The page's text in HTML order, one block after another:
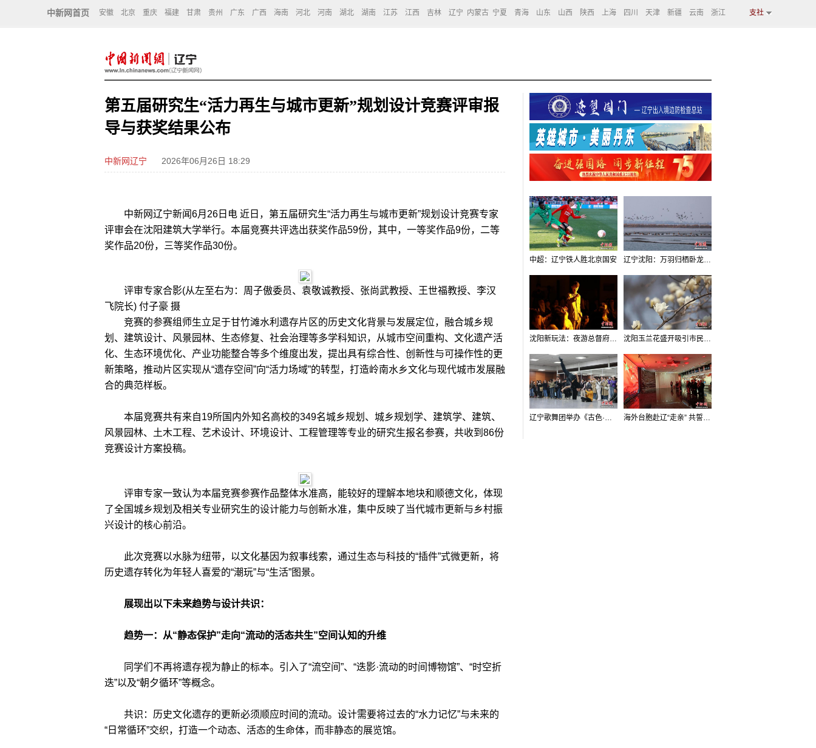
中新网首页 安徽 北京 重庆 福建 甘肃 贵州 广东 广西 海南 河北 河南 湖北 湖南 江苏 江西 吉林 辽宁 内蒙古 宁夏 青海 山东 山西 陕西 上海 四川 天津 新疆 云南 浙江 支社
第五届研究生“活力再生与城市更新”规划设计竞赛评审报
导与获奖结果公布
中新网辽宁 2026年06月26日 18:29
中新网辽宁新闻6月26日电 近日，第五届研究生“活力再生与城市更新”规划设计竞赛专家
评审会在沈阳建筑大学举行。本届竞赛共评选出获奖作品59份，其中，一等奖作品9份，二等
奖作品20份，三等奖作品30份。
评审专家合影(从左至右为：周子傲委员、袁敬诚教授、张尚武教授、王世福教授、李汉
飞院长) 付子豪 摄
竞赛的参赛组师生立足于甘竹滩水利遗存片区的历史文化背景与发展定位，融合城乡规
划、建筑设计、风景园林、生态修复、社会治理等多学科知识，从城市空间重构、文化遗产活
化、生态环境优化、产业功能整合等多个维度出发，提出具有综合性、创新性与可操作性的更
新策略，推动片区实现从“遗存空间”向“活力场域”的转型，打造岭南水乡文化与现代城市发展融
合的典范样板。
本届竞赛共有来自19所国内外知名高校的349名城乡规划、城乡规划学、建筑学、建筑、
风景园林、土木工程、艺术设计、环境设计、工程管理等专业的研究生报名参赛，共收到86份
竞赛设计方案投稿。
评审专家一致认为本届竞赛参赛作品整体水准高，能较好的理解本地块和顺德文化，体现
了全国城乡规划及相关专业研究生的设计能力与创新水准，集中反映了当代城市更新与乡村振
兴设计的核心前沿。
此次竞赛以水脉为纽带，以文化基因为叙事线索，通过生态与科技的“插件”式微更新，将
历史遗存转化为年轻人喜爱的“潮玩”与“生活”图景。
展现出以下未来趋势与设计共识：
趋势一：从“静态保护”走向“流动的活态共生”空间认知的升维
同学们不再将遗存视为静止的标本。引入了“流空间”、“迭影·流动的时间博物馆”、“时空折
迭”以及“朝夕循环”等概念。
共识：历史文化遗存的更新必须顺应时间的流动。设计需要将过去的“水力记忆”与未来的
“日常循环”交织，打造一个动态、活态的生命体，而非静态的展览馆。
中超：辽宁铁人胜北京国安 辽宁沈阳：万羽归栖卧龙湖看群鸟齐飞
沈阳新玩法：夜游总督府，当一回“赴宴者” 沈阳玉兰花盛开吸引市民打卡
辽宁歌舞团举办《古色·国宝辽宁》排练开放日活动 海外台胞赴辽“走亲” 共誓“和平初心”